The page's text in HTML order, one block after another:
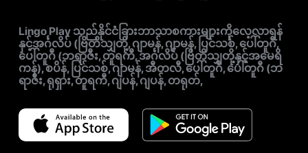
Lingo Play သည်နိုင်ငံခြားဘာသာစကားများကိုလေ့လာရန်
နှင့်အင်္ဂလိပ် (ဗြိတိသျှတို့, ဂျာမန်, ဂျာမန်, ပြင်သစ်, ပေါ်တူဂီ,
ပေါ်တူဂီ (ဘရာဇီး, တူရကီ, အင်္ဂလိပ် (ဗြိတိသျှတို့နှင့်အမေရိ
ကန်), စပိန်, ပြင်သစ်, ဂျာမန်, အီတလီ, ပေါ်တူဂီ, ပေါ်တူဂီ (ဘ
ရာဇီး, ရုရှား, တူရကီ, ဂျပန်, ဂျပန်, တရုတ်,